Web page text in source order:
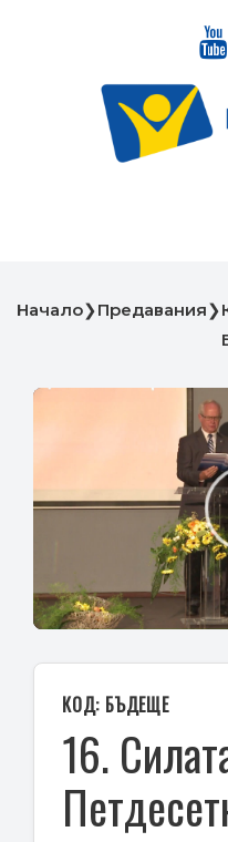
Начало❯Предавания❯
КОД: БЪДЕЩЕ
16.